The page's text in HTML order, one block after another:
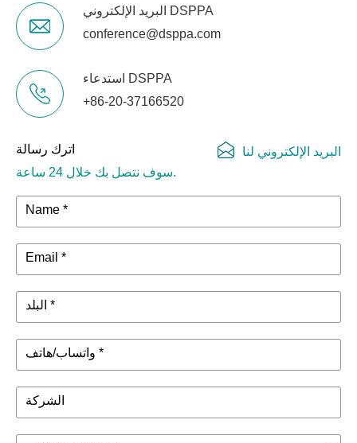
البريد الإلكتروني DSPPA
conference@dsppa.com
استدعاء DSPPA
+86-20-37166520
اترك رسالة
سوف نتصل بك خلال 24 ساعة.
البريد الإلكتروني لنا
Name *
Email *
البلد *
واتساب/هاتف *
الشركة